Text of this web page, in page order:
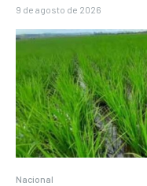
9 de agosto de 2026
Nacional